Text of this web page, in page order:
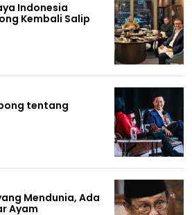
Indonesia
Kembali Salip
tentang
Mendunia, Ada
Ayam